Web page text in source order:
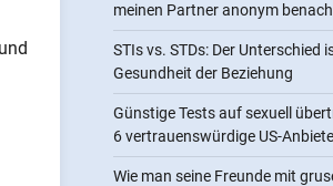
meinen Partner anonym
STIs vs. STDs: Der Unterschied
Gesundheit der Beziehung
Günstige Tests auf sexuell
6 vertrauenswürdige US-
Wie man seine Freunde mit